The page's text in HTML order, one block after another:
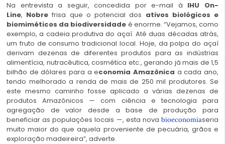
Na entrevista a seguir, concedida por e-mail à IHU On-
Line, Nobre frisa que o potencial dos ativos biológicos e
biomiméticos da biodiversidade é enorme. “Vejamos, como
exemplo, a cadeia produtiva do açaí. Até duas décadas atrás,
um fruto de consumo tradicional local. Hoje, da polpa do açaí
derivam dezenas de diferentes produtos para as indústrias
alimentícia, nutracêutica, cosmética etc., gerando já mais de 1,5
bilhão de dólares para a economia Amazônica a cada ano,
tendo melhorado a renda de mais de 250 mil produtores. Se
este mesmo caminho fosse aplicado a várias dezenas de
produtos Amazônicos — com ciência e tecnologia para
agregação de valor desde a base de produção para
beneficiar as populações locais —, esta nova bioeconomiaseria
muito maior do que aquela proveniente de pecuária, grãos e
exploração madeireira”, adverte.